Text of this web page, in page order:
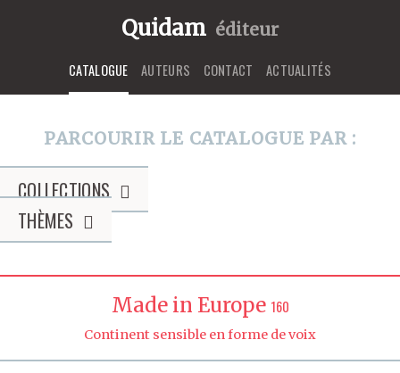
Quidam éditeur
CATALOGUE AUTEURS CONTACT ACTUALITÉS
PARCOURIR LE CATALOGUE PAR :
COLLECTIONS
THÈMES
Made in Europe 160
Continent sensible en forme de voix